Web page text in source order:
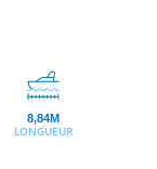
8,84M
LONGUEUR